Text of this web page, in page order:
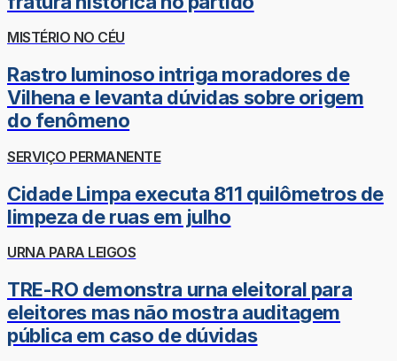
MISTÉRIO NO CÉU
Rastro luminoso intriga moradores de
Vilhena e levanta dúvidas sobre origem
do fenômeno
SERVIÇO PERMANENTE
Cidade Limpa executa 811 quilômetros de
limpeza de ruas em julho
URNA PARA LEIGOS
TRE-RO demonstra urna eleitoral para
eleitores mas não mostra auditagem
pública em caso de dúvidas